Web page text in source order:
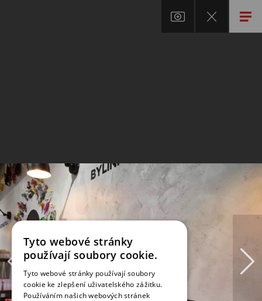
Tyto webové stránky
používají soubory cookie.
Tyto webové stránky používají soubory
cookie ke zlepšení uživatelského zážitku.
Používáním našich webových stránek